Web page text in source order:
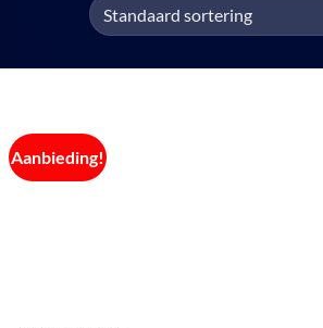
Aanbieding!